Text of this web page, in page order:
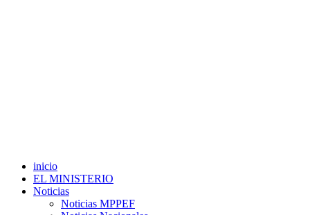
inicio
EL MINISTERIO
Noticias
Noticias MPPEF